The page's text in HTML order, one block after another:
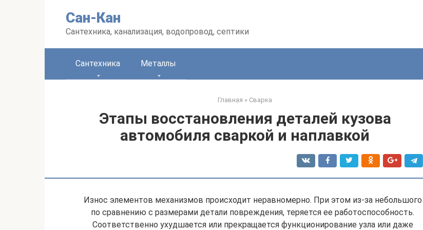
Сан-Кан
Сантехника, канализация, водопровод, септики
Сантехника Металлы
Главная » Сварка
Этапы восстановления деталей кузова
автомобиля сваркой и наплавкой
Износ элементов механизмов происходит неравномерно. При этом из-за небольшого
по сравнению с размерами детали повреждения, теряется ее работоспособность.
Соответственно ухудшается или прекращается функционирование узла или даже